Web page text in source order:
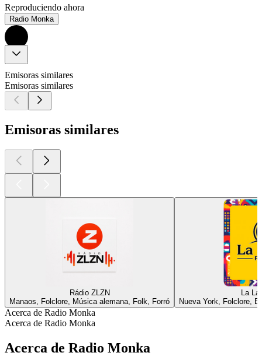
Reproduciendo ahora
Radio Monka
Emisoras similares
Emisoras similares
Emisoras similares
Rádio ZLZN
Manaos, Folclore, Música alemana, Folk, Forró
La
Nueva York, Folclore,
Acerca de Radio Monka
Acerca de Radio Monka
Acerca de Radio Monka